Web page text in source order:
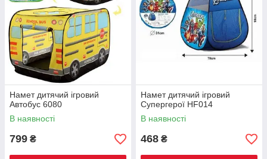
Намет дитячий ігровий
Автобус 6080
В наявності
799 ₴
Намет дитячий ігровий
Супергерої HF014
В наявності
468 ₴